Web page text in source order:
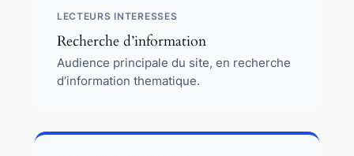
LECTEURS INTERESSES
Recherche d’information
Audience principale du site, en recherche
d’information thematique.